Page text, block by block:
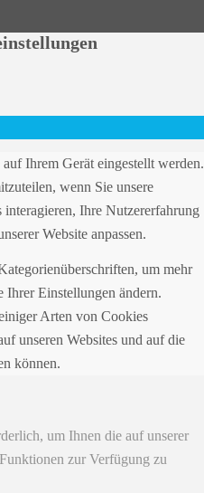
Ihrem Gerät eingestellt werden.
wenn Sie unsere
Ihre Nutzererfahrung
Website anpassen.
um mehr
Ihrer Einstellungen ändern.
Arten von Cookies
unseren Websites und auf die
können.
um Ihnen die auf unserer
zur Verfügung zu